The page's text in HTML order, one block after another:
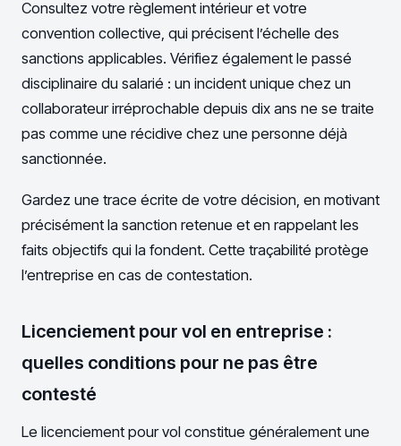
Consultez votre règlement intérieur et votre
convention collective, qui précisent l’échelle des
sanctions applicables. Vérifiez également le passé
disciplinaire du salarié : un incident unique chez un
collaborateur irréprochable depuis dix ans ne se traite
pas comme une récidive chez une personne déjà
sanctionnée.
Gardez une trace écrite de votre décision, en motivant
précisément la sanction retenue et en rappelant les
faits objectifs qui la fondent. Cette traçabilité protège
l’entreprise en cas de contestation.
Licenciement pour vol en entreprise :
quelles conditions pour ne pas être
contesté
Le licenciement pour vol constitue généralement une